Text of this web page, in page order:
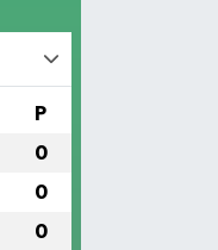
P
0
0
0